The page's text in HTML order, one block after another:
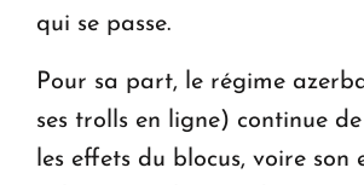
qui se passe.
Pour sa part, le régime
ses trolls en ligne) continue
les effets du blocus, voire son